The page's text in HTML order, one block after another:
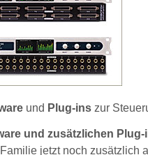
und Plug-ins zur
und zusätzlichen Plug-
jetzt noch